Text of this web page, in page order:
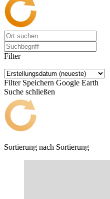
Filter
Filter Speichern Google Earth
Suche schließen
Sortierung nach Sortierung